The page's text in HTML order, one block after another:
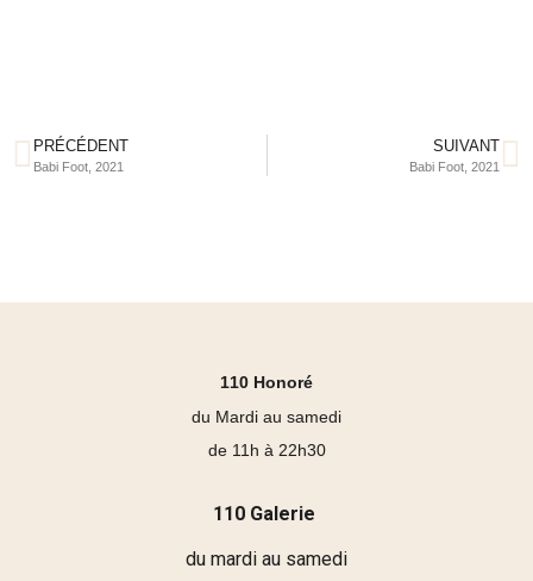
PRÉCÉDENT
Babi Foot, 2021
SUIVANT
Babi Foot, 2021
110 Honoré
du Mardi au samedi
de 11h à 22h30
110 Galerie
du mardi au samedi